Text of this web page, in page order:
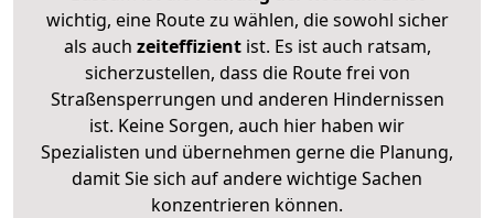
wichtig, eine Route zu wählen, die sowohl sicher
als auch zeiteffizientist. Es ist auch ratsam,
sicherzustellen, dass die Route frei von
Straßensperrungen und anderen Hindernissen
ist. Keine Sorgen, auch hier haben wir
Spezialisten und übernehmen gerne die Planung,
damit Sie sich auf andere wichtige Sachen
konzentrieren können.